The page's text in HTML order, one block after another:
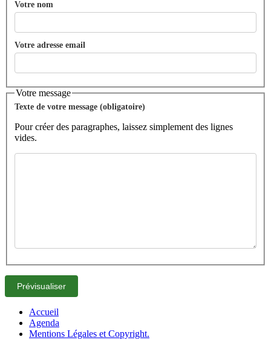
Votre nom
Votre adresse email
Votre message
Texte de votre message (obligatoire)
Pour créer des paragraphes, laissez simplement des lignes
vides.
Accueil
Agenda
Mentions Légales et Copyright.